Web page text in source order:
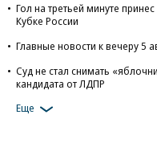
Гол на третьей минуте
Кубке России
Главные новости к вечеру 5
Суд не стал снимать
кандидата от ЛДПР
Еще